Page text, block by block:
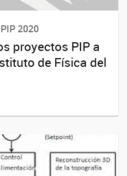
2020
proyectos PIP a
de Física del